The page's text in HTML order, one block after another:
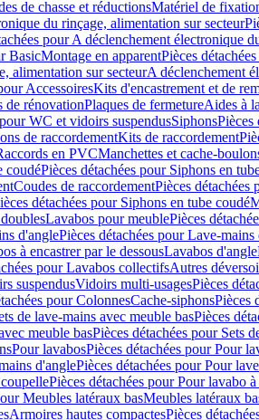
de chasse et réductionsMatériel de
du rinçage, alimentation sur secteur
pour A déclenchement électronique
BasicMontage en apparentPièces
alimentation sur secteurA déclenchement
AccessoiresKits d'encastrement et de
de rénovationPlaques de fermetureAides à
WC et vidoirs suspendusSiphonsPièces
de raccordementKits de raccordement
en PVCManchettes et cache-
coudéPièces détachées pour Siphons en
Coudes de raccordementPièces détachées
détachées pour Siphons en tube coudé
Lavabos pour meublePièces
d'anglePièces détachées pour Lave-mains
à encastrer par le dessousLavabos d'angle
pour Lavabos collectifsAutres
suspendusVidoirs multi-usagesPièces
pour ColonnesCache-siphonsPièces
de lave-mains avec meuble basPièces
meuble basPièces détachées pour Sets
Pour lavabosPièces détachées pour Pour
d'anglePièces détachées pour Pour
Pièces détachées pour Pour lavabo
Meubles latéraux basMeubles latéraux
Armoires hautes compactesPièces